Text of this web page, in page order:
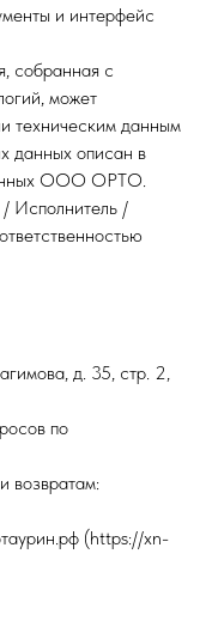
и интерфейс
собранная с
может
техническим данным
данных описан в
ООО ОРТО.
/
д. 35, стр. 2,
по
возвратам:
(https://xn-